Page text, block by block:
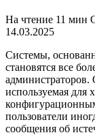
На чтение 11 мин
14.03.2025
Системы,
становятся все
администраторов.
используемая для
пользователи
сообщения об